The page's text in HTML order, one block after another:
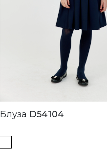
Блуза D54104